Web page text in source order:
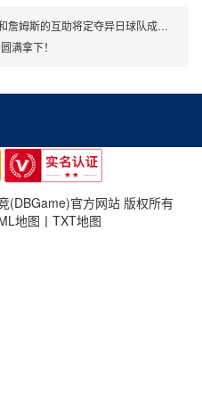
互助将定夺异日球队成败(nba雷迪克事变)
满拿下！
(DBGame)官方网站 版权所有
地图 丨 TXT地图